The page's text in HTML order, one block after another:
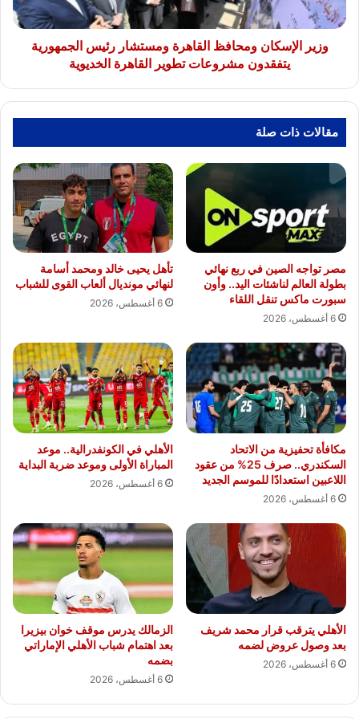
يتفقدون
مشروعات
تطويروزير الإسكان ومحافظ القاهرة ومستشار رئيس الجمهورية
يتفقدون مشروعات تطوير القاهرة الخديوية
مقالات ذات صلة
مصر تواجه الصين في ربع نهائي
بطولة العالم لناشئات اليد.. وأون
سبورت ماكس تنقل اللقاء
6 أغسطس، 2026
تأهل يحيى خالد ومحمد أسامة
لنهائي مونديال ألعاب القوى للشباب
6 أغسطس، 2026
مكافأة تحفيزية من الاتحاد
السكندري.. صرف 25% من عقود
اللاعبين استعدادًا للموسم الجديد
6 أغسطس، 2026
الأهلي في الكونفدرالية.. موعد
المباراة الأولى وموعد ضربة البداية
6 أغسطس، 2026
الأهلي يترقب قرار محمد شريف
بعد وصول عروض لضمه
6 أغسطس، 2026
الزمالك يدرس موقف خوان بيزيرا
بعد اهتمام شباب الأهلي الإماراتي
بضمه
6 أغسطس، 2026